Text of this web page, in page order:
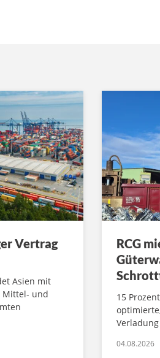
Vertrag
Asien mit
Mittel- und
RCG
15
04.08.2026